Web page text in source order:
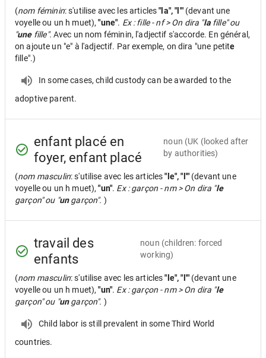
(nom féminin: s'utilise avec les articles"la", "l'" (devant une
voyelle ou un h muet),"une". Ex : fille - nf > On dira "lafille" ou
"unefille". Avec un nom féminin, l'adjectif s'accorde. En général,
on ajoute un "e" à l'adjectif. Par exemple, on dira "une petite
fille".)
In some cases, child custody can be awarded to the
adoptive parent.
enfant placé en
foyer, enfant placé
noun (UK (looked after
by authorities)
(nom masculin: s'utilise avec les articles"le", "l'" (devant une
voyelle ou un h muet),"un". Ex : garçon - nm > On dira "le
garçon" ou "ungarçon". )
travail des
enfants
noun (children: forced
working)
(nom masculin: s'utilise avec les articles"le", "l'" (devant une
voyelle ou un h muet),"un". Ex : garçon - nm > On dira "le
garçon" ou "ungarçon". )
Child labor is still prevalent in some Third World
countries.